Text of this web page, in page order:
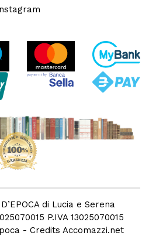
di Lucia e Serena
P.IVA 13025070015
- Credits Accomazzi.net